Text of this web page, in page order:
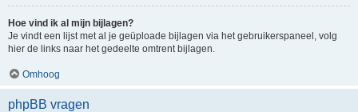
Hoe vind ik al mijn bijlagen?
Je vindt een lijst met al je geüploade bijlagen via het gebruikerspaneel, volg
hier de links naar het gedeelte omtrent bijlagen.
Omhoog
phpBB vragen